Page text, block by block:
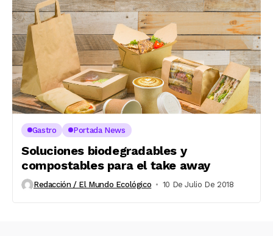
Gastro Portada News
Soluciones biodegradables y
compostables para el take away
Redacción / El Mundo Ecológico 10 De Julio De 2018